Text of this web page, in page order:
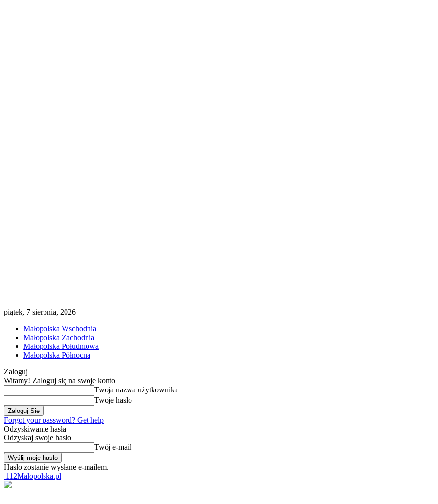
piątek, 7 sierpnia, 2026
Małopolska Wschodnia
Małopolska Zachodnia
Małopolska Południowa
Małopolska Północna
Zaloguj
Witamy! Zaloguj się na swoje konto
Twoja nazwa użytkownika
Twoje hasło
Forgot your password? Get help
Odzyskiwanie hasła
Odzyskaj swoje hasło
Twój e-mail
Hasło zostanie wysłane e-mailem.
112Malopolska.pl